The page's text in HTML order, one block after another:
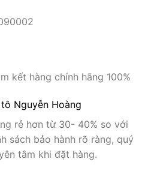
kết hàng chính hãng 100%
Nguyễn Hoàng
rẻ hơn từ 30- 40% so với
sách bảo hành rõ ràng, quý
tâm khi đặt hàng.